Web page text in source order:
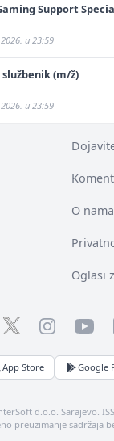
Support
u 23:59
(m/ž)
u 23:59
O nama
Oglasi
TwitterInstagram
App Store Google
d.o.o. Sarajevo.
preuzimanje sadržaja